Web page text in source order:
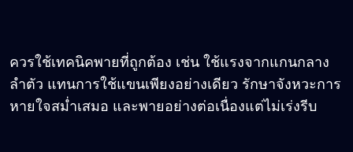
ควรใช้เทคนิคพายที่ถูกต้อง เช่น ใช้แรงจากแกนกลาง
ลำตัว แทนการใช้แขนเพียงอย่างเดียว รักษาจังหวะการ
หายใจสม่ำเสมอ และพายอย่างต่อเนื่องแต่ไม่เร่งรีบ